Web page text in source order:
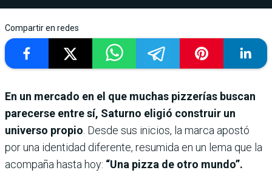
Compartir en redes
En un mercado en el que muchas pizzerías buscan
parecerse entre sí, Saturno eligió construir un
universo propio . Desde sus inicios, la marca apostó
por una identidad diferente, resumida en un lema que la
acompaña hasta hoy: “Una pizza de otro mundo”.